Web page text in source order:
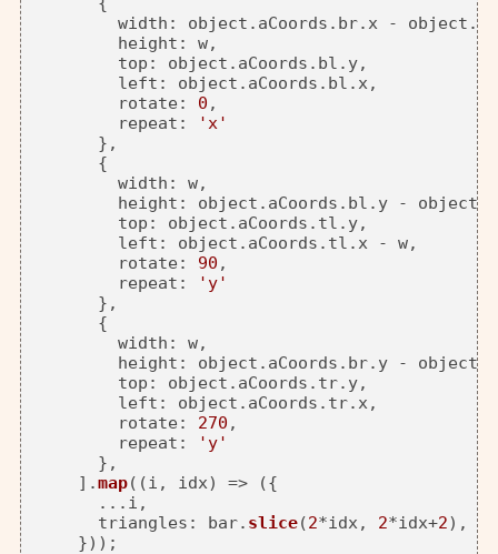
width : object. aCoords . br. x - object.
height : w,
top : object. aCoords . bl . y,
left : object. aCoords . bl . x ,
rotate : 0 ,
repeat :
'x'
      },
      {
width : w,
height : object. aCoords . bl . y - object.
top : object. aCoords . tl . y,
left : object. aCoords . tl . x - w,
rotate : 90 ,
repeat :
'y'
      },
      {
width : w,
height : object. aCoords . br. y - object.
top : object. aCoords . tr. y,
left : object. aCoords . tr. x ,
rotate : 270 ,
repeat :
'y'
      },
    ].
map( ( i, idx) => ({
      ...i,
triangles : bar. slice(2*idx, 2*idx+2),
    }));